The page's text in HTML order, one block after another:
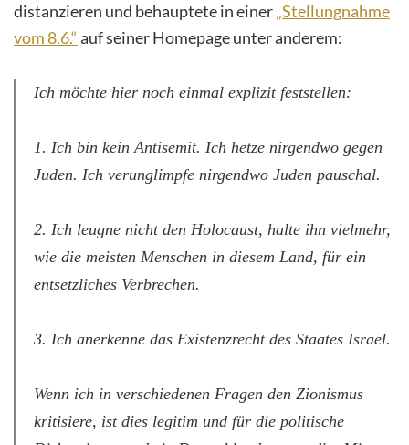
distanzieren und behauptete in einer„Stellungnahme
vom 8.6.“auf seiner Homepage unter anderem:
Ich möchte hier noch einmal explizit feststellen:
1. Ich bin kein Antisemit. Ich hetze nirgendwo gegen
Juden. Ich verunglimpfe nirgendwo Juden pauschal.
2. Ich leugne nicht den Holocaust, halte ihn vielmehr,
wie die meisten Menschen in diesem Land, für ein
entsetzliches Verbrechen.
3. Ich anerkenne das Existenzrecht des Staates Israel.
Wenn ich in verschiedenen Fragen den Zionismus
kritisiere, ist dies legitim und für die politische